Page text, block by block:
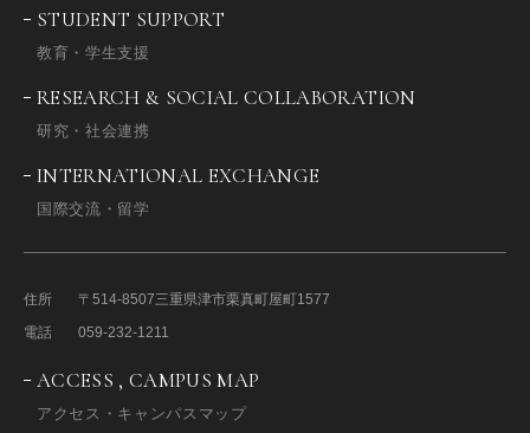
STUDENT SUPPORT
教育・学生支援
RESEARCH & SOCIAL COLLABORATION
研究・社会連携
INTERNATIONAL EXCHANGE
国際交流・留学
住所 〒514-8507三重県津市栗真町屋町1577
電話
059-232-1211
ACCESS , CAMPUS MAP
アクセス・キャンパスマップ